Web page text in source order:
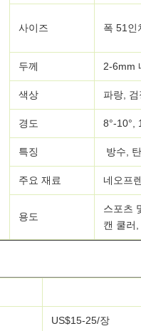
사이즈 폭 51인
두께 2-6mm
색상 파랑, 검
경도 8°-10°,
특징 방수,
주요 재료 네오프
용도
스포츠
캔 쿨러
US$15-25/장